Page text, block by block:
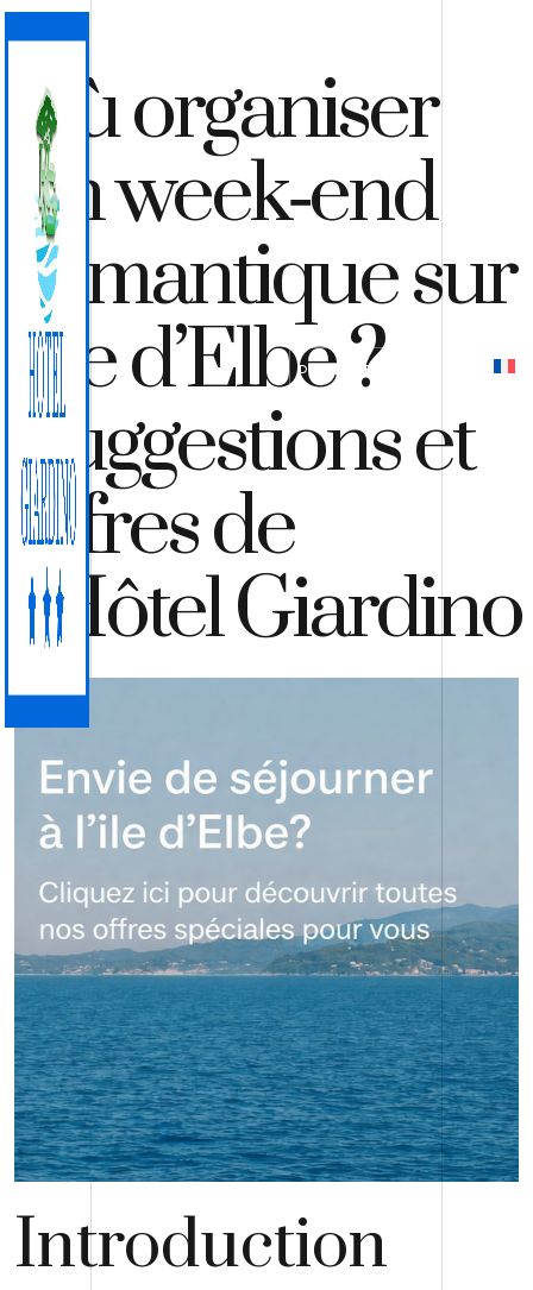
RÉSERVER
DEVIS
Où organiser
un week‑end
romantique sur
l’île d’Elbe ?
Suggestions et
offres de
l’Hôtel Giardino
Introduction